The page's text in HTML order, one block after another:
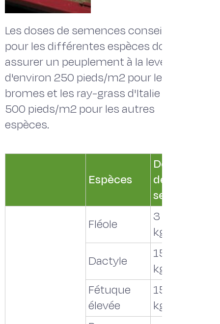
Les doses de semences conseillées
pour les différentes espèces doivent
assurer un peuplement à la levée
d'environ 250 pieds/m2 pour les
bromes et les ray-grass d'Italie et de
500 pieds/m2 pour les autres
espèces.
Espèces
Doses
de
semis(1)
Fléole
3 à 6
kg/ha
Dactyle
15 à 20
kg/ha
Fétuque
élevée
15 à 20
kg/ha